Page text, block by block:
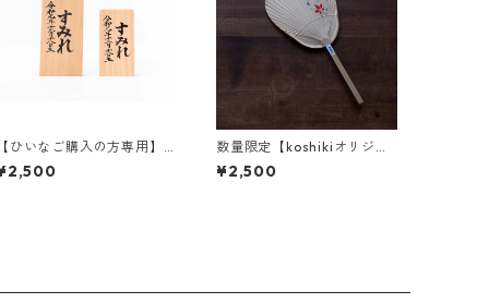
ひいなご購入の方専用】
札 名前のみ
数量限定【koshikiオリジナ
ル】うちわ(小) -楓-
¥2,500